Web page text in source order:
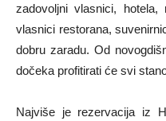
zadovoljni vlasnici,
vlasnici restorana,
dobru zaradu. Od
dočeka profitirati će svi
Najviše je rezervacija iz